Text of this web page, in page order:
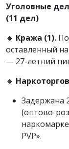
Уголовные
(11 дел)
🔹 Кража (1).
оставленный
— 27-летний
🔹
Задержана
(оптово-
PVP».